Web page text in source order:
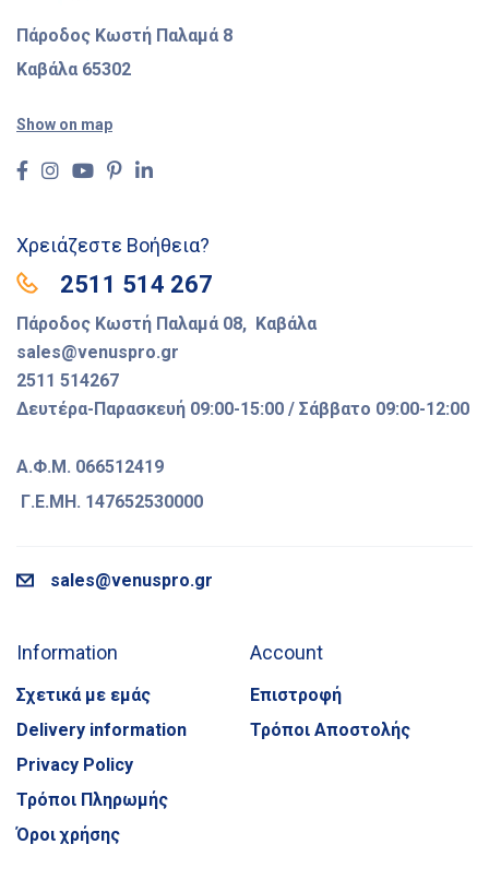
Πάροδος Κωστή Παλαμά 8
Καβάλα 65302
Show on map
Χρειάζεστε Βοήθεια?
2511 514 267
Πάροδος Κωστή Παλαμά 08, Καβάλα
sales@venuspro.gr
2511 514267
Δευτέρα-Παρασκευή 09:00-15:00 / Σάββατο 09:00-12:00
Α.Φ.Μ. 066512419
Γ.Ε.ΜΗ. 147652530000
sales@venuspro.gr
Information
Σχετικά με εμάς
Delivery information
Privacy Policy
Τρόποι Πληρωμής
Όροι χρήσης
Account
Επιστροφή
Τρόποι Αποστολής